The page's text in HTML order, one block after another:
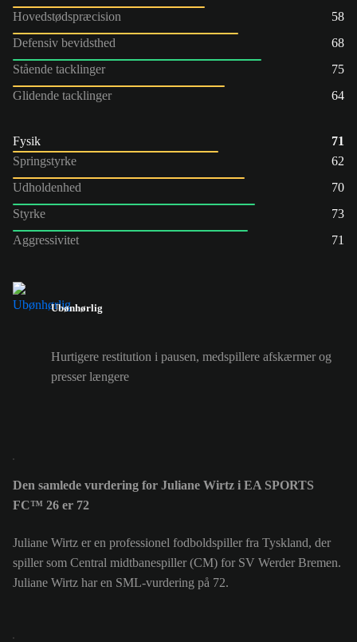
Hovedstødspræcision
58
Defensiv bevidsthed
68
Stående tacklinger
75
Glidende tacklinger
64
Fysik
71
Springstyrke
62
Udholdenhed
70
Styrke
73
Aggressivitet
71
Ubønhørlig
Hurtigere restitution i pausen, medspillere afskærmer og
presser længere
Den samlede vurdering for Juliane Wirtz i EA SPORTS
FC™ 26 er 72
Juliane Wirtz er en professionel fodboldspiller fra Tyskland, der
spiller som Central midtbanespiller (CM) for SV Werder Bremen.
Juliane Wirtz har en SML-vurdering på 72.